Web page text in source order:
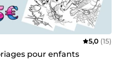
5,0 (15)
pour enfants